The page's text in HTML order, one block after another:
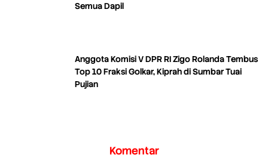
Semua Dapil
Anggota Komisi V DPR RI Zigo Rolanda Tembus
Top 10 Fraksi Golkar, Kiprah di Sumbar Tuai
Pujian
Komentar